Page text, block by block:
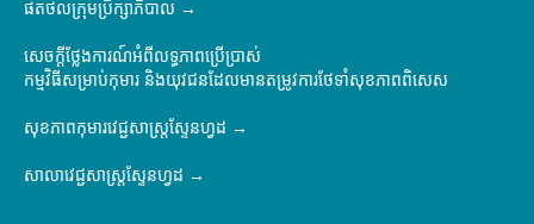
ផតថលក្រុមប្រឹក្សាភិបាល
សេចក្តីថ្លែងការណ៍អំពីលទ្ធភាពប្រើប្រាស់
កម្មវិធីសម្រាប់កុមារ និងយុវជនដែលមានតម្រូវការថែទាំសុខភាពពិសេស
សុខភាពកុមារវេជ្ជសាស្ត្រស្ទែនហ្វដ
សាលាវេជ្ជសាស្ត្រស្ទែនហ្វដ